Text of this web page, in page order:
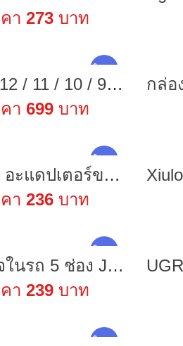
า 273บาท
GoPro 12 / 11 / 10 / 9 / 8 / Max Telesin 80M Wifi Remote Control รีโมท โกโปร 11 / 10 / 9 / 8 / Max รีโมตกดชัตเตอร์
า 699บาท
Ugreen อะแดปเตอร์ขยายการ์ด PCIE เข้า M2 NVMe M.2 PCI 32Gbps PCI-E Card x4/8/16 M&B Key SSD
า 236บาท
หัวชาร์จในรถ 5 ช่อง Joyroom JR-CL05 5 Multi-port QC3.0+PD Fast Car Charger Adapter
า 239บาท